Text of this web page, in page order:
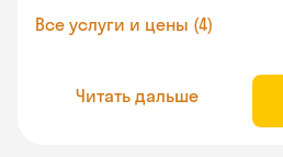
Все услуги и цены (4)
Читать дальше